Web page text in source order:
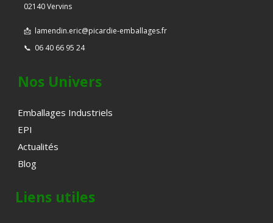
02140 Vervins
📩 lamendin.eric@picardie-emballages.fr
📞 06 40 66 95 24
Nos Univers
Emballages Industriels
EPI
Actualités
Blog
Liens utiles